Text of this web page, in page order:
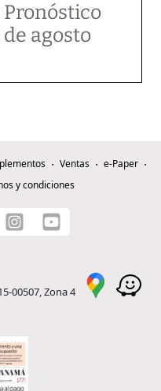
Pronóstico
agosto
Ventas
e-Paper
y condiciones
00507, Zona 4